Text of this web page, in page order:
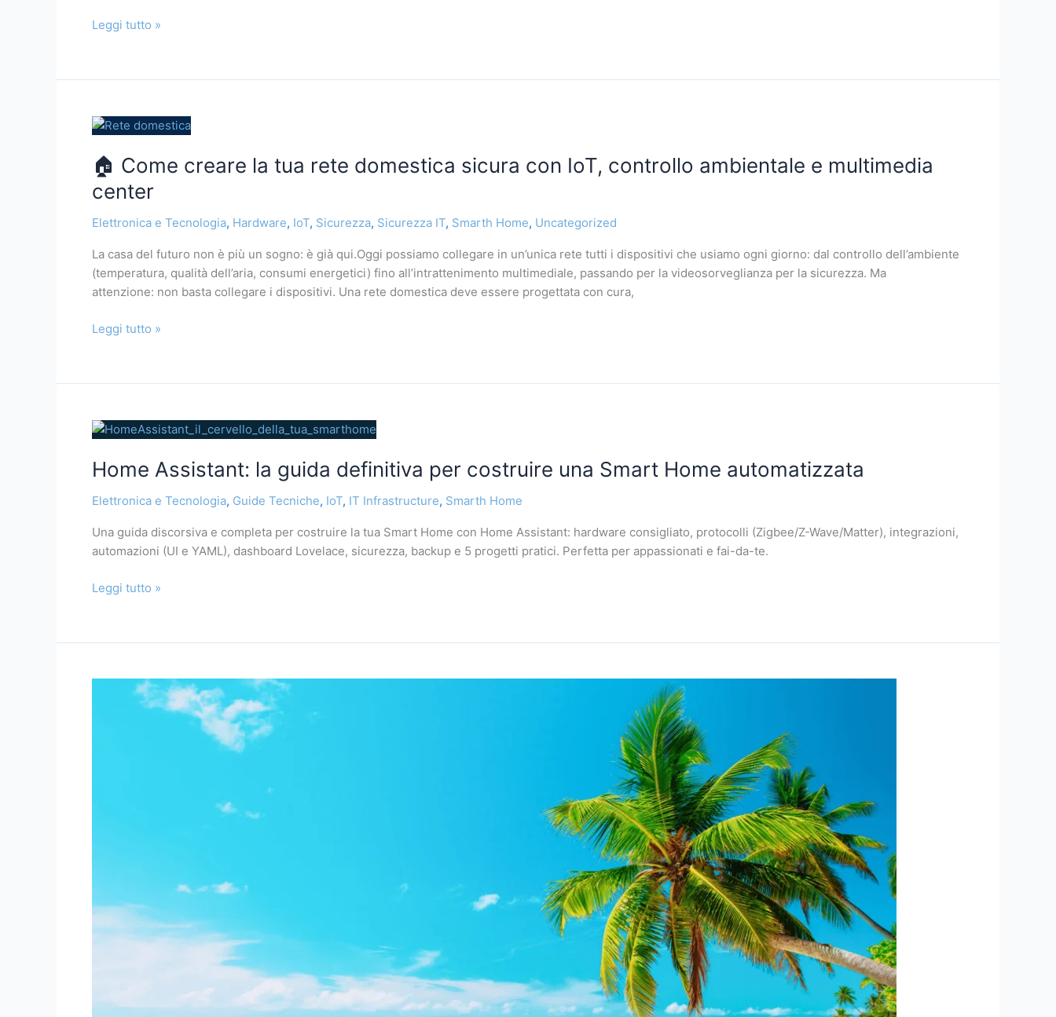
Leggi tutto »
🏠 Come creare la tua rete domestica sicura con IoT, controllo ambientale e multimedia
center
Elettronica e Tecnologia, Hardware, IoT, Sicurezza, Sicurezza IT, Smarth Home, Uncategorized
La casa del futuro non è più un sogno: è già qui.Oggi possiamo collegare in un’unica rete tutti i dispositivi che usiamo ogni giorno: dal controllo dell’ambiente
(temperatura, qualità dell’aria, consumi energetici) fino all’intrattenimento multimediale, passando per la videosorveglianza per la sicurezza. Ma
attenzione: non basta collegare i dispositivi. Una rete domestica deve essere progettata con cura,
🏠
creare
la
tua
rete
sicura
con
IoT,
ambientale
center
Leggi tutto »
Home Assistant: la guida definitiva per costruire una Smart Home automatizzata
Elettronica e Tecnologia, Guide Tecniche, IoT, IT Infrastructure, Smarth Home
Una guida discorsiva e completa per costruire la tua Smart Home con Home Assistant: hardware consigliato, protocolli (Zigbee/Z-Wave/Matter), integrazioni,
automazioni (UI e YAML), dashboard Lovelace, sicurezza, backup e 5 progetti pratici. Perfetta per appassionati e fai-da-te.
Home
la
definitiva
costruire
una
Home
Leggi tutto »
proteggere